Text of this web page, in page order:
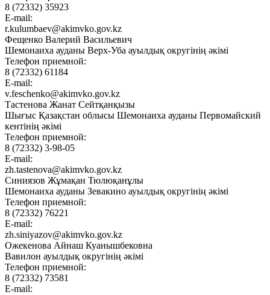
8 (72332) 35923
E-mail:
r.kulumbaev@akimvko.gov.kz
Фещенко Валерий Васильевич
Шемонаиха ауданы Верх-Уба ауылдық округінің әкімі
Телефон приемной:
8 (72332) 61184
E-mail:
v.feschenko@akimvko.gov.kz
Тастенова Жанат Сейтқанқызы
Шығыс Қазақстан облысы Шемонаиха ауданы Первомайский
кентінің әкімі
Телефон приемной:
8 (72332) 3-98-05
E-mail:
zh.tastenova@akimvko.gov.kz
Синиязов Жұмақан Тюлюқанұлы
Шемонаиха ауданы Зевакино ауылдық округінің әкімі
Телефон приемной:
8 (72332) 76221
E-mail:
zh.siniyazov@akimvko.gov.kz
Ожекенова Айнаш Куанышбековна
Вавилон ауылдық округінің әкімі
Телефон приемной:
8 (72332) 73581
E-mail: